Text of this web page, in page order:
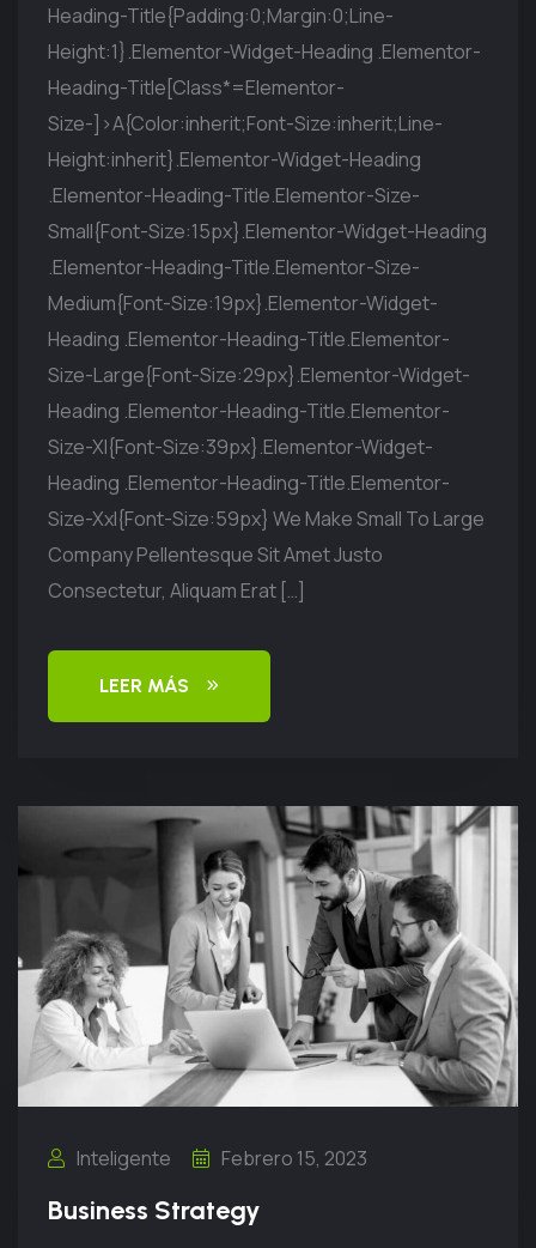
Heading-Title{padding:0;margin:0;line-
Height:1}.elementor-Widget-Heading .elementor-
Heading-Title[class*=elementor-
Size-]>a{color:inherit;font-Size:inherit;line-
Height:inherit}.elementor-Widget-Heading
.elementor-Heading-Title.elementor-Size-
Small{font-Size:15px}.elementor-Widget-Heading
.elementor-Heading-Title.elementor-Size-
Medium{font-Size:19px}.elementor-Widget-
Heading .elementor-Heading-Title.elementor-
Size-Large{font-Size:29px}.elementor-Widget-
Heading .elementor-Heading-Title.elementor-
Size-Xl{font-Size:39px}.elementor-Widget-
Heading .elementor-Heading-Title.elementor-
Size-Xxl{font-Size:59px} We Make Small To Large
Company Pellentesque Sit Amet Justo
Consectetur, Aliquam Erat […]
LEER MÁS
Inteligente Febrero 15, 2023
Business Strategy